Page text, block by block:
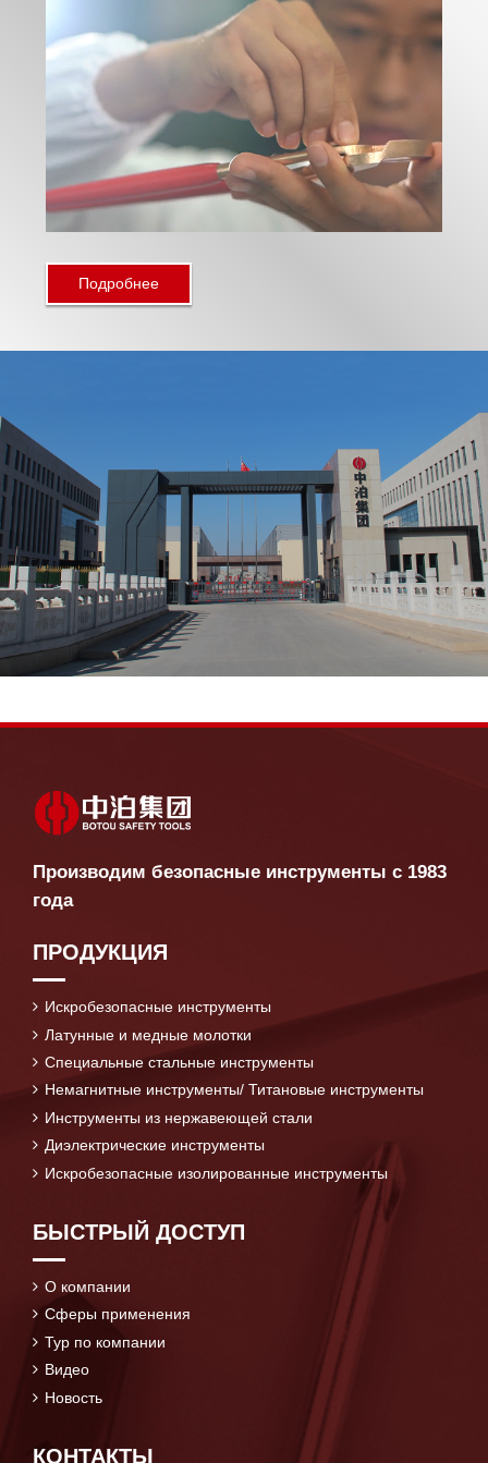
Подробнее
Производим безопасные инструменты с 1983
года
ПРОДУКЦИЯ
Искробезопасные инструменты
Латунные и медные молотки
Специальные стальные инструменты
Немагнитные инструменты/ Титановые инструменты
Инструменты из нержавеющей стали
Диэлектрические инструменты
Искробезопасные изолированные инструменты
БЫСТРЫЙ ДОСТУП
О компании
Сферы применения
Тур по компании
Видео
Новость
КОНТАКТЫ